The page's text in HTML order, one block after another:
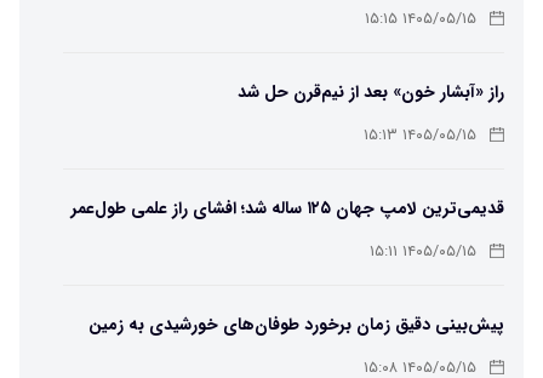
۱۴۰۵/۰۵/۱۵ ۱۵:۱۵
راز «آبشار خون» بعد از نیم‌قرن حل شد
۱۴۰۵/۰۵/۱۵ ۱۵:۱۳
قدیمی‌ترین لامپ جهان ۱۲۵ ساله شد؛ افشای راز علمی طول‌عمر
لامپ سنتنیال
۱۴۰۵/۰۵/۱۵ ۱۵:۱۱
پیش‌بینی دقیق زمان برخورد طوفان‌های خورشیدی به زمین
ممکن شد
۱۴۰۵/۰۵/۱۵ ۱۵:۰۸